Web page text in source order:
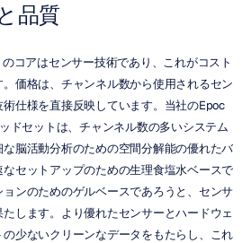
品質
コアはセンサー技術であり、これがコスト
価格は、チャンネル数から使用されるセン
仕様を直接反映しています。当社のEpoc
ドセットは、チャンネル数の多いシステム
脳活動分析のための空間分解能の優れたバ
セットアップのための生理食塩水ベースで
ンのためのゲルベースであろうと、センサ
します。より優れたセンサーとハードウェ
少ないクリーンなデータをもたらし、これ